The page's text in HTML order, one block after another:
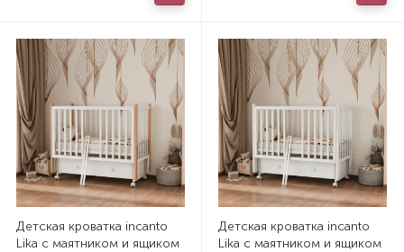
Детская кроватка incanto
Lika с маятником и ящиком
Детская кроватка incanto
Lika с маятником и ящиком